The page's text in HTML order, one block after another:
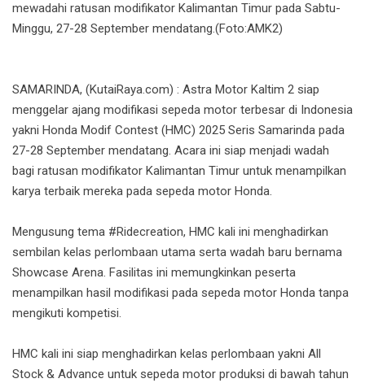
mewadahi ratusan modifikator Kalimantan Timur pada Sabtu-
Minggu, 27-28 September mendatang.(Foto:AMK2)
SAMARINDA, (KutaiRaya.com) : Astra Motor Kaltim 2 siap
menggelar ajang modifikasi sepeda motor terbesar di Indonesia
yakni Honda Modif Contest (HMC) 2025 Seris Samarinda pada
27-28 September mendatang. Acara ini siap menjadi wadah
bagi ratusan modifikator Kalimantan Timur untuk menampilkan
karya terbaik mereka pada sepeda motor Honda.
Mengusung tema #Ridecreation, HMC kali ini menghadirkan
sembilan kelas perlombaan utama serta wadah baru bernama
Showcase Arena. Fasilitas ini memungkinkan peserta
menampilkan hasil modifikasi pada sepeda motor Honda tanpa
mengikuti kompetisi.
HMC kali ini siap menghadirkan kelas perlombaan yakni All
Stock & Advance untuk sepeda motor produksi di bawah tahun